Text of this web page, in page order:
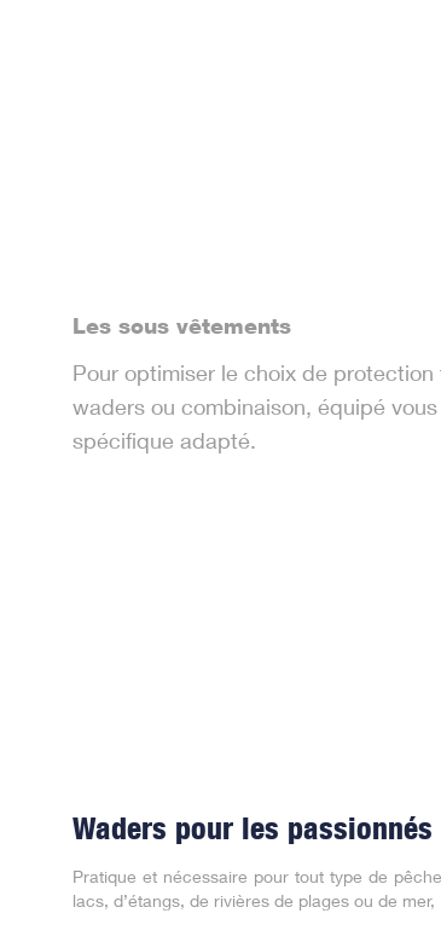
Les sous vêtements
Pour optimiser le choix de
waders ou combinaison, équipé
spécifique adapté.
Waders pour les passionnés
Pratique et nécessaire pour tout type de
lacs, d’étangs, de rivières de plages ou de mer,